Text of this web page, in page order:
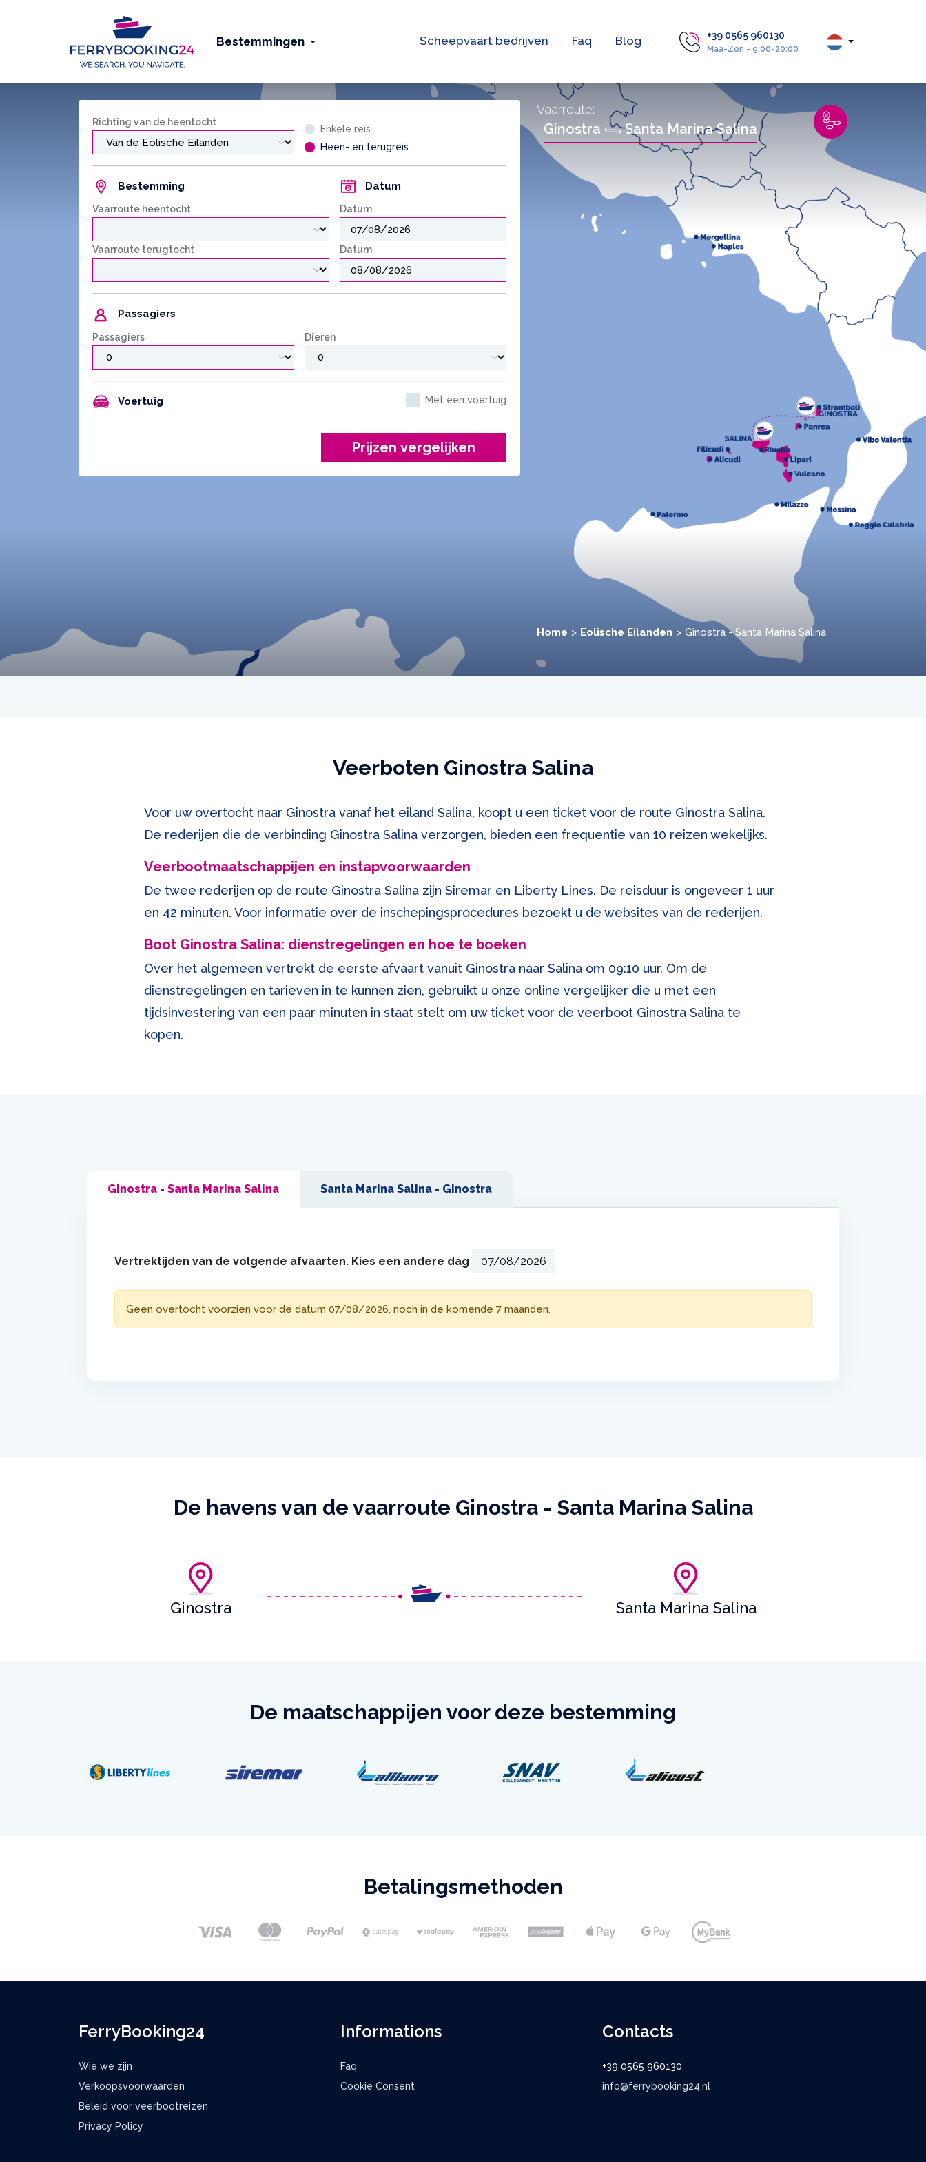
Bestemmingen Scheepvaart bedrijven Faq Blog +39 0565 960130
Maa-Zon - 9:00-20:00
Richting van de heentocht
Enkele reis
Heen- en terugreis
Bestemming
Vaarroute heentocht
Datum
Datum
Vaarroute terugtocht Datum
Passagiers
Passagiers Dieren
Voertuig Met een voertuig
Prijzen vergelijken
Vaarroute:
Ginostra Santa Marina Salina
Home Eolische Eilanden Ginostra - Santa Marina Salina
Veerboten Ginostra Salina
Voor uw overtocht naar Ginostra vanaf het eiland Salina, koopt u een ticket voor de route Ginostra Salina.
De rederijen die de verbinding Ginostra Salina verzorgen, bieden een frequentie van 10 reizen wekelijks.
Veerbootmaatschappijen en instapvoorwaarden
De twee rederijen op de route Ginostra Salina zijn Siremar en Liberty Lines. De reisduur is ongeveer 1 uur
en 42 minuten. Voor informatie over de inschepingsprocedures bezoekt u de websites van de rederijen.
Boot Ginostra Salina: dienstregelingen en hoe te boeken
Over het algemeen vertrekt de eerste afvaart vanuit Ginostra naar Salina om 09:10 uur. Om de
dienstregelingen en tarieven in te kunnen zien, gebruikt u onze online vergelijker die u met een
tijdsinvestering van een paar minuten in staat stelt om uw ticket voor de veerboot Ginostra Salina te
kopen.
Ginostra - Santa Marina Salina Santa Marina Salina - Ginostra
Vertrektijden van de volgende afvaarten. Kies een andere dag
Geen overtocht voorzien voor de datum 07/08/2026, noch in de komende 7 maanden.
De havens van de vaarroute Ginostra - Santa Marina Salina
Ginostra Santa Marina Salina
De maatschappijen voor deze bestemming
Betalingsmethoden
FerryBooking24
Wie we zijn
Verkoopsvoorwaarden
Beleid voor veerbootreizen
Privacy Policy
Informations
Faq
Cookie Consent
Contacts
+39 0565 960130
info@ferrybooking24.nl